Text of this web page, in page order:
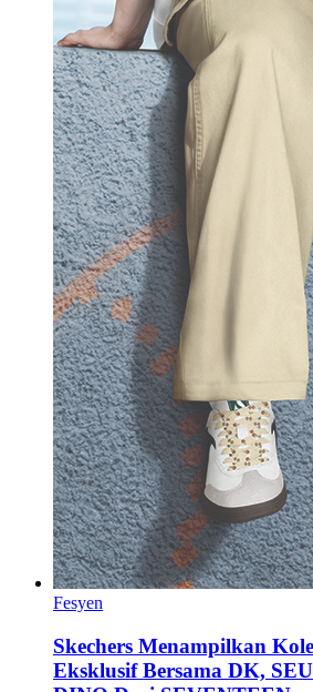
Fesyen
Skechers Menampilkan
Eksklusif Bersama DK,